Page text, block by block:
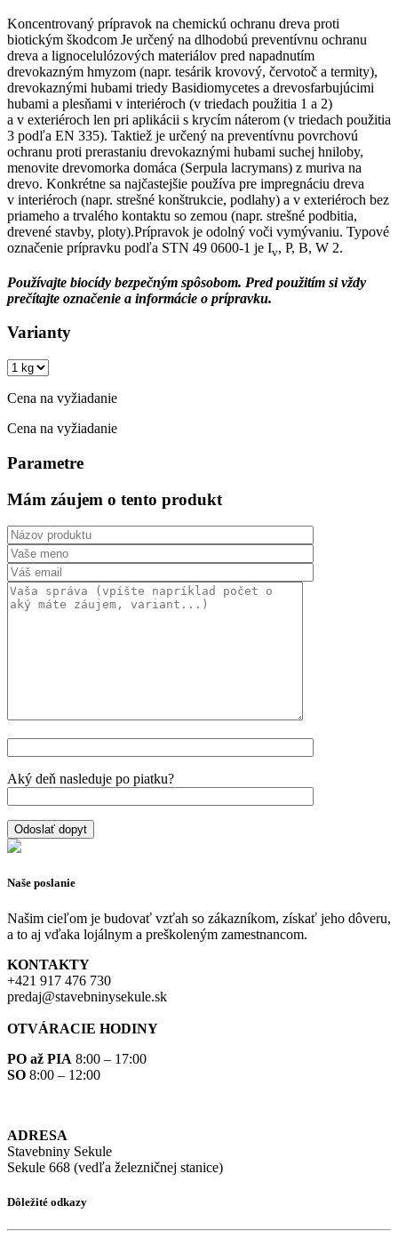
Koncentrovaný prípravok na chemickú ochranu dreva proti
biotickým škodcom Je určený na dlhodobú preventívnu ochranu
dreva a lignocelulózových materiálov pred napadnutím
drevokazným hmyzom (napr. tesárik krovový, červotoč a termity),
drevokaznými hubami triedy Basidiomycetes a drevosfarbujúcimi
hubami a plesňami v interiéroch (v triedach použitia 1 a 2)
a v exteriéroch len pri aplikácii s krycím náterom (v triedach použitia
3 podľa EN 335). Taktiež je určený na preventívnu povrchovú
ochranu proti prerastaniu drevokaznými hubami suchej hniloby,
menovite drevomorka domáca (Serpula lacrymans) z muriva na
drevo. Konkrétne sa najčastejšie používa pre impregnáciu dreva
v interiéroch (napr. strešné konštrukcie, podlahy) a v exteriéroch bez
priameho a trvalého kontaktu so zemou (napr. strešné podbitia,
drevené stavby, ploty).Prípravok je odolný voči vymývaniu. Typové
označenie prípravku podľa STN 49 0600-1 je Iv, P, B, W 2.
Používajte biocídy bezpečným spôsobom. Pred použitím si vždy
prečítajte označenie a informácie o prípravku.
Varianty
Cena na vyžiadanie
Cena na vyžiadanie
Parametre
Mám záujem o tento produkt
Aký deň nasleduje po piatku?
Naše poslanie
Našim cieľom je budovať vzťah so zákazníkom, získať jeho dôveru,
a to aj vďaka lojálnym a preškoleným zamestnancom.
KONTAKTY
+421 917 476 730
predaj@stavebninysekule.sk
OTVÁRACIE HODINY
PO až PIA 8:00 – 17:00
SO 8:00 – 12:00
ADRESA
Stavebniny Sekule
Sekule 668 (vedľa železničnej stanice)
Dôležité odkazy